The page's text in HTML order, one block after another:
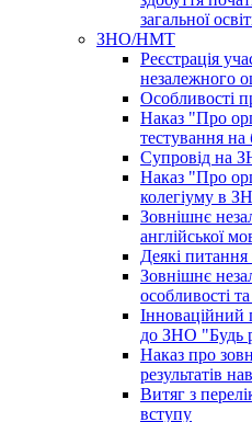
загальної
ЗНО/НМТ
Реєстрація
незалежного
Особливості
Наказ "Про
тестування на
Супровід на
Наказ "Про
колегіуму в
Зовнішнє
англійської
Деякі
Зовнішнє
особливості
Інноваційний
до ЗНО "Будь
Наказ про
результатів
Витяг з
вступу